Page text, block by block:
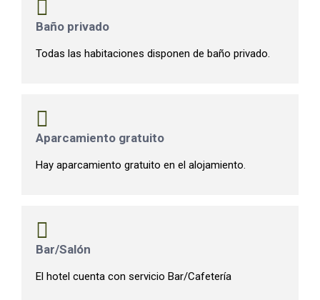
Baño privado
Todas las habitaciones disponen de baño privado.
Aparcamiento gratuito
Hay aparcamiento gratuito en el alojamiento.
Bar/Salón
El hotel cuenta con servicio Bar/Cafetería